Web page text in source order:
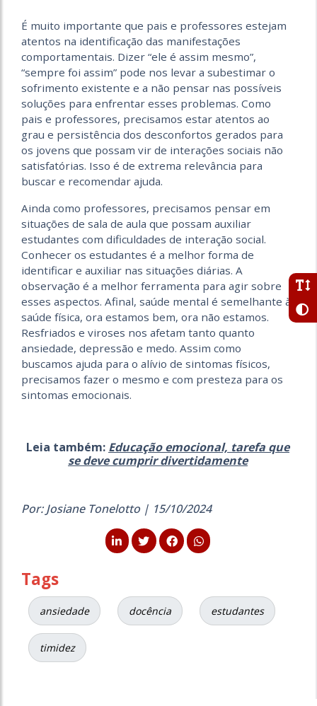
É muito importante que pais e professores estejam
atentos na identificação das manifestações
comportamentais. Dizer “ele é assim mesmo”,
“sempre foi assim” pode nos levar a subestimar o
sofrimento existente e a não pensar nas possíveis
soluções para enfrentar esses problemas. Como
pais e professores, precisamos estar atentos ao
grau e persistência dos desconfortos gerados para
os jovens que possam vir de interações sociais não
satisfatórias. Isso é de extrema relevância para
buscar e recomendar ajuda.
Ainda como professores, precisamos pensar em
situações de sala de aula que possam auxiliar
estudantes com dificuldades de interação social.
Conhecer os estudantes é a melhor forma de
identificar e auxiliar nas situações diárias. A
observação é a melhor ferramenta para agir sobre
esses aspectos. Afinal, saúde mental é semelhante à
saúde física, ora estamos bem, ora não estamos.
Resfriados e viroses nos afetam tanto quanto
ansiedade, depressão e medo. Assim como
buscamos ajuda para o alívio de sintomas físicos,
precisamos fazer o mesmo e com presteza para os
sintomas emocionais.
Leia também: Educação emocional, tarefa que
se deve cumprir divertidamente
Por: Josiane Tonelotto | 15/10/2024
Tags
ansiedade docência estudantes
timidez